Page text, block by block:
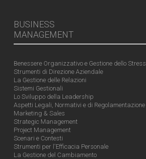
BUSINESS
MANAGEMENT
Benessere Organizzativo e Gestione dello Stress
Strumenti di Direzione Aziendale
La Gestione delle Relazioni
Sistemi Gestionali
Lo Sviluppo della Leadership
Aspetti Legali, Normativi e di Regolamentazione
Marketing & Sales
Strategic Management
Project Management
Scenari e Contesti
Strumenti per l'Efficacia Personale
La Gestione del Cambiamento